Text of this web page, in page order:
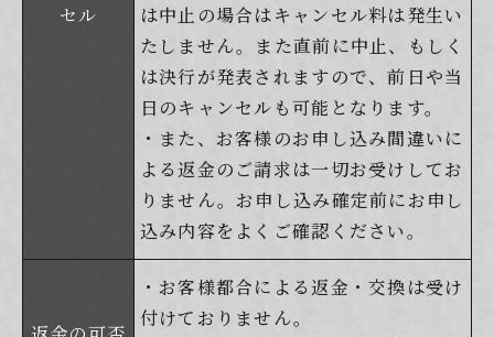
セル
は中止の場合はキャンセル料は発生い
たしません。また直前に中止、もしく
は決行が発表されますので、前日や当
日のキャンセルも可能となります。
・また、お客様のお申し込み間違いに
よる返金のご請求は一切お受けしてお
りません。お申し込み確定前にお申し
込み内容をよくご確認ください。
・お客様都合による返金・交換は受け
付けておりません。